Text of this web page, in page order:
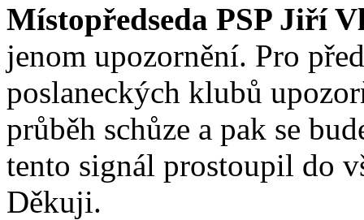
Místopředseda PSP Jiří
jenom upozornění. Pro
poslaneckých klubů
průběh schůze a pak se
tento signál prostoupil do
Děkuji.